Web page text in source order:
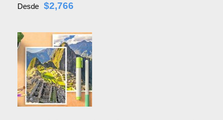
Desde $2,766